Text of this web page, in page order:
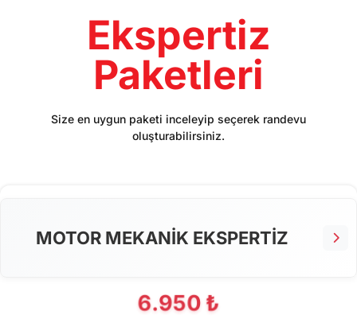
Ekspertiz
Paketleri
Size en uygun paketi inceleyip seçerek randevu
oluşturabilirsiniz.
MOTOR MEKANİK EKSPERTİZ
6.950 ₺